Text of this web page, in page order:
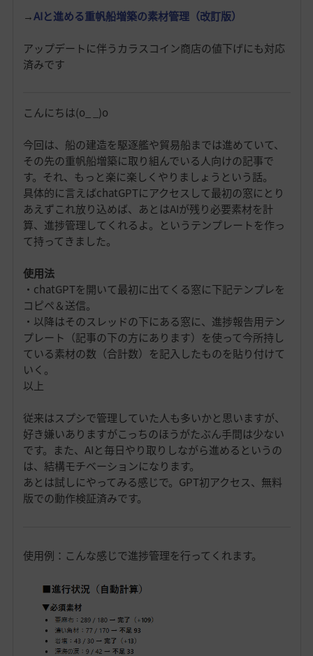
→AIと進める重帆船増築の素材管理（改訂版）
アップデートに伴うカラスコイン商店の値下げにも対応
済みです
こんにちは(o_ _)o
今回は、船の建造を駆逐艦や貿易船までは進めていて、
その先の重帆船増築に取り組んでいる人向けの記事で
す。それ、もっと楽に楽しくやりましょうという話。
具体的に言えばchatGPTにアクセスして最初の窓にとり
あえずこれ放り込めば、あとはAIが残り必要素材を計
算、進捗管理してくれるよ。というテンプレートを作っ
て持ってきました。
使用法
・chatGPTを開いて最初に出てくる窓に下記テンプレを
コピペ＆送信。
・以降はそのスレッドの下にある窓に、進捗報告用テン
プレート（記事の下の方にあります）を使って今所持し
ている素材の数（合計数）を記入したものを貼り付けて
いく。
以上
従来はスプシで管理していた人も多いかと思いますが、
好き嫌いありますがこっちのほうがたぶん手間は少ない
です。また、AIと毎日やり取りしながら進めるというの
は、結構モチベーションになります。
あとは試しにやってみる感じで。GPT初アクセス、無料
版での動作検証済みです。
使用例：こんな感じで進捗管理を行ってくれます。